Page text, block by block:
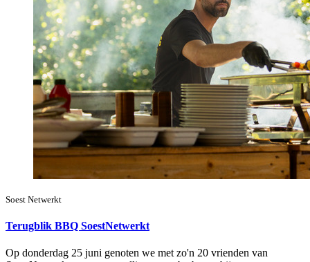
Soest Netwerkt
Terugblik BBQ SoestNetwerkt
Op donderdag 25 juni genoten we met zo'n 20 vrienden van